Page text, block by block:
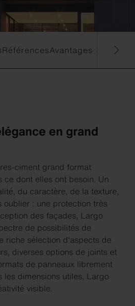
RéférencesAvantages &
en grand
ciment grand format
ce dont elles ont besoin. Un
du caractère, de la texture,
oublier : une protection très
des façades, Largo
de possibilités de
riche sélection d'aspects de
diverses options de joints et
de panneaux librement
les dimensions utiles, Largo
visible.